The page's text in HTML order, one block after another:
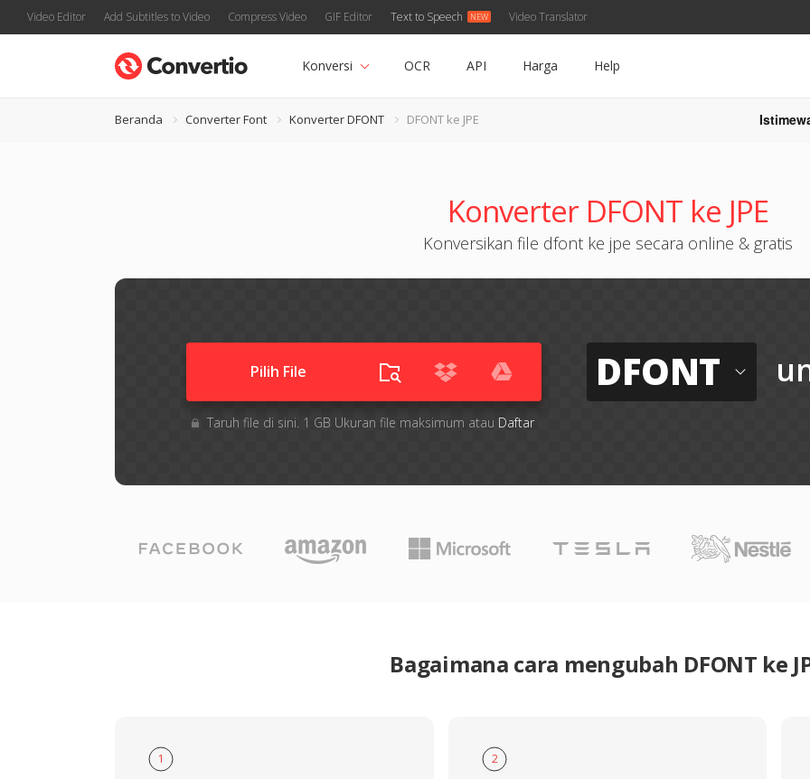
Video Editor Add Subtitles to Video Compress Video GIF Editor Text to Speech Video Translator
Konversi OCR API Harga Help
Beranda Converter Font Konverter DFONT DFONT ke JPE
Konverter DFONT ke JPE
Konversikan file dfont ke jpe secara online & gratis
Pilih File
Taruh file di sini. 1 GB Ukuran file maksimum atau Daftar
DFONT
Bagaimana cara mengubah DFONT ke
1 2